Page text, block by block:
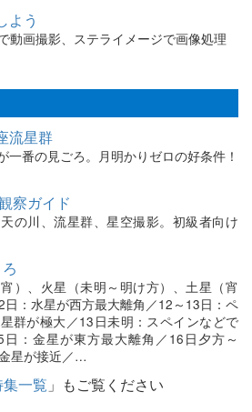
よう
動画撮影、ステライメージで画像処理
流星群
一番の見ごろ。月明かりゼロの好条件！
察ガイド
の川、流星群、星空撮影。初級者向け
）、火星（未明～明け方）、土星（宵
日：水星が西方最大離角／12～13日：ペ
群が極大／13日未明：スペインなどで
日：金星が東方最大離角／16日夕方～
星が接近／…
一覧 」もご覧ください